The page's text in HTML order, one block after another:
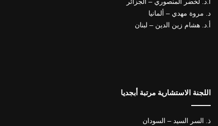
د. مروة مهدي – ألمانيا
أ.د. هشام زين الدين – لبنان
اللجنة الاستشارية مرتبة أبجديا
ذ. السر السيد – السودان